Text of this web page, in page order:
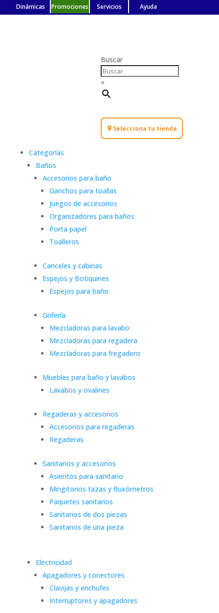
Dinámicas Promociones Servicios Ayuda
Categorías
Baños
Accesorios para baño
Ganchos para toallas
Juegos de accesorios
Organizadores para baños
Porta papel
Toalleros
Canceles y cabinas
Espejos y Botiquines
Espejos para baño
Grifería
Mezcladoras para lavabo
Mezcladoras para regadera
Mezcladoras para fregadero
Muebles para baño y lavabos
Lavabos y ovalines
Regaderas y accesorios
Accesorios para regaderas
Regaderas
Sanitarios y accesorios
Asientos para sanitario
Mingitorios tazas y fluxómetros
Paquetes sanitarios
Sanitarios de dos piezas
Sanitarios de una pieza
Electricidad
Apagadores y conectores
Clavijas y enchufes
Interruptores y apagadores
Buscar
×
Selecciona tu tienda